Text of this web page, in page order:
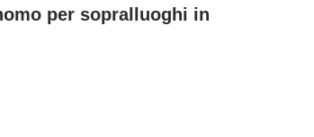
per sopralluoghi in